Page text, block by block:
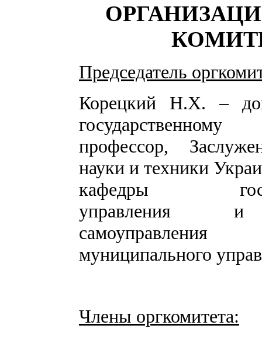
Председатель
Корецкий Н.Х. –
профессор,
науки и техники
кафедры
управления и
муниципального
Члены оргкомитета: